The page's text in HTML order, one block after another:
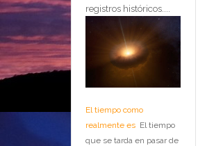
registros históricos....
El tiempo como
realmente es El tiempo
que se tarda en pasar de